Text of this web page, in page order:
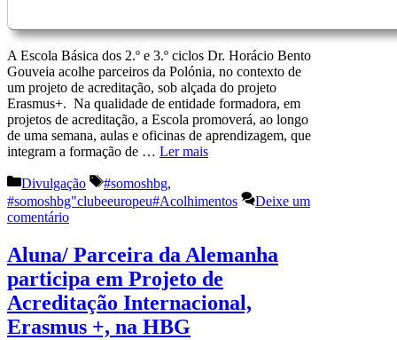
A Escola Básica dos 2.º e 3.º ciclos Dr. Horácio Bento
Gouveia acolhe parceiros da Polónia, no contexto de
um projeto de acreditação, sob alçada do projeto
Erasmus+. Na qualidade de entidade formadora, em
projetos de acreditação, a Escola promoverá, ao longo
de uma semana, aulas e oficinas de aprendizagem, que
integram a formação de … Ler mais
Categorias
Divulgação Etiquetas
#somoshbg,
#somoshbg"clubeeuropeu#Acolhimentos
Deixe um
comentário
Aluna/ Parceira da Alemanha
participa em Projeto de
Acreditação Internacional,
Erasmus +, na HBG